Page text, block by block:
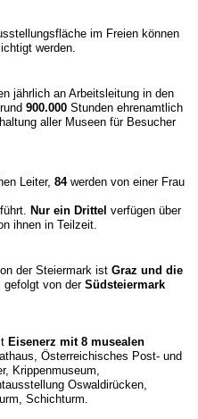
im Freien können
werden.
jährlich an Arbeitsleitung in den
900.000 Stunden ehrenamtlich
aller Museen für Besucher
Leiter, 84werden von einer Frau
Nur ein Drittel verfügen über
ihnen in Teilzeit.
der Steiermark ist Graz und die
gefolgt von der Südsteiermark
Eisenerz mit 8 musealen
Österreichisches Post- und
Krippenmuseum,
Oswaldirücken,
Schichturm.